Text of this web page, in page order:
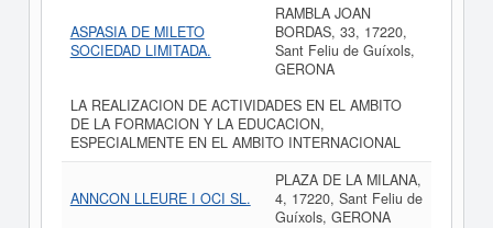
ASPASIA DE MILETO
SOCIEDAD LIMITADA.
RAMBLA JOAN
BORDAS, 33, 17220,
Sant Feliu de Guíxols,
GERONA
LA REALIZACION DE ACTIVIDADES EN EL AMBITO
DE LA FORMACION Y LA EDUCACION,
ESPECIALMENTE EN EL AMBITO INTERNACIONAL
ANNCON LLEURE I OCI SL.
PLAZA DE LA MILANA,
4, 17220, Sant Feliu de
Guíxols, GERONA